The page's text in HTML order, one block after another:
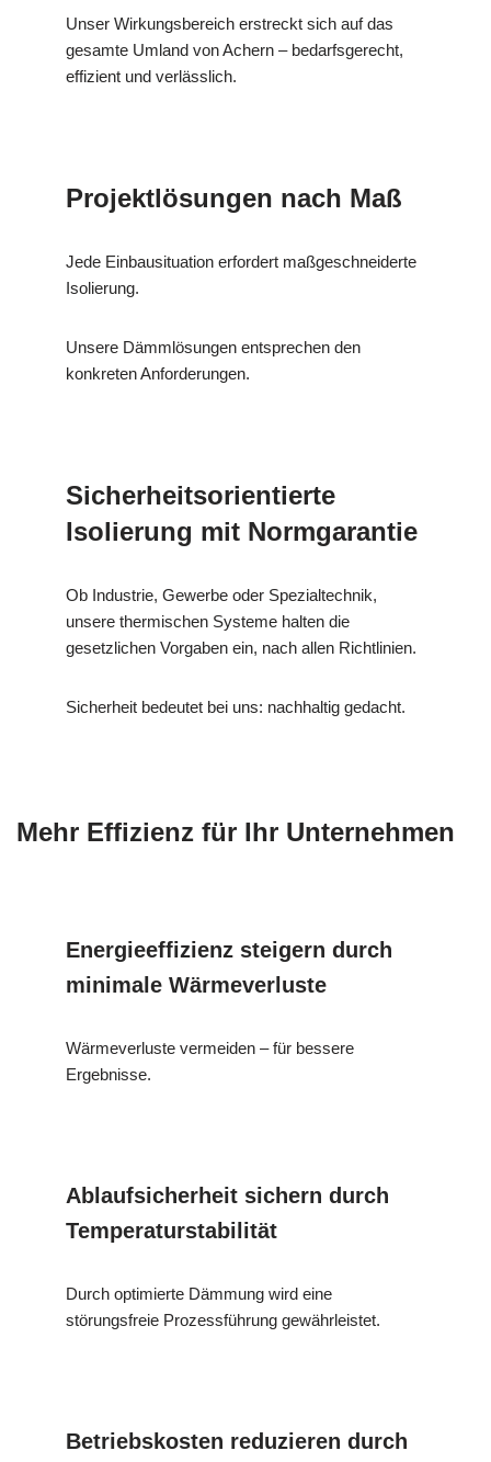
Unser Wirkungsbereich erstreckt sich auf das
gesamte Umland von Achern – bedarfsgerecht,
effizient und verlässlich.
Projektlösungen nach Maß
Jede Einbausituation erfordert maßgeschneiderte
Isolierung.
Unsere Dämmlösungen entsprechen den
konkreten Anforderungen.
Sicherheitsorientierte
Isolierung mit Normgarantie
Ob Industrie, Gewerbe oder Spezialtechnik,
unsere thermischen Systeme halten die
gesetzlichen Vorgaben ein, nach allen Richtlinien.
Sicherheit bedeutet bei uns: nachhaltig gedacht.
Mehr Effizienz für Ihr Unternehmen
Energieeffizienz steigern durch
minimale Wärmeverluste
Wärmeverluste vermeiden – für bessere
Ergebnisse.
Ablaufsicherheit sichern durch
Temperaturstabilität
Durch optimierte Dämmung wird eine
störungsfreie Prozessführung gewährleistet.
Betriebskosten reduzieren durch